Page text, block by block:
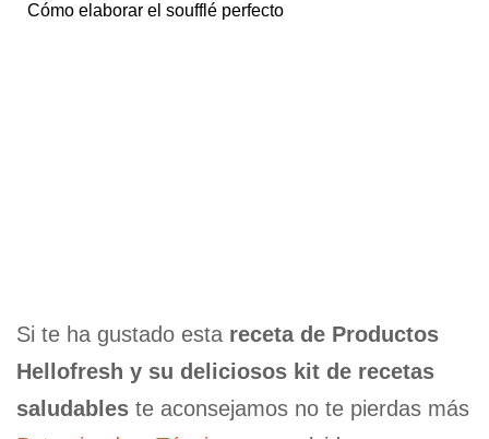
Cómo elaborar el soufflé perfecto
Si te ha gustado esta receta de Productos
Hellofresh y su deliciosos kit de recetas
saludables te aconsejamos no te pierdas más